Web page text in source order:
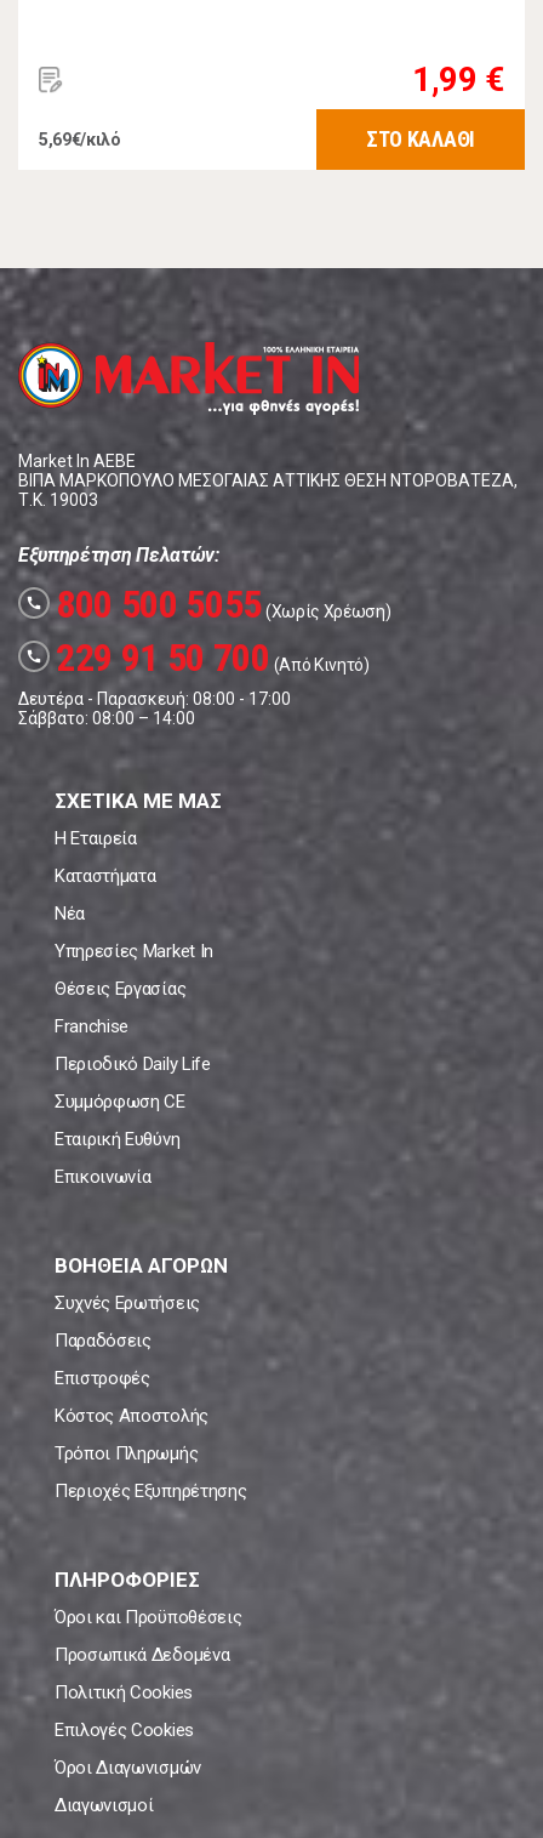
1,99 €
5,69€/κιλό ΣΤΟ ΚΑΛΑΘΙ
Market In ΑΕΒΕ
ΒΙΠΑ ΜΑΡΚΟΠΟΥΛΟ ΜΕΣΟΓΑΙΑΣ ΑΤΤΙΚΗΣ ΘΕΣΗ ΝΤΟΡΟΒΑΤΕΖΑ,
Τ.Κ. 19003
Εξυπηρέτηση Πελατών:
call 800 500 5055(Χωρίς Χρέωση)
call 229 91 50 700 (Από Κινητό)
Δευτέρα - Παρασκευή: 08:00 - 17:00
Σάββατο: 08:00 – 14:00
ΣΧΕΤΙΚΑ ΜΕ ΜΑΣ
Η Εταιρεία
Καταστήματα
Νέα
Υπηρεσίες Market In
Θέσεις Εργασίας
Franchise
Περιοδικό Daily Life
Συμμόρφωση CE
Εταιρική Ευθύνη
Επικοινωνία
ΒΟΗΘΕΙΑ ΑΓΟΡΩΝ
Συχνές Ερωτήσεις
Παραδόσεις
Επιστροφές
Κόστος Αποστολής
Τρόποι Πληρωμής
Περιοχές Εξυπηρέτησης
ΠΛΗΡΟΦΟΡΙΕΣ
Όροι και Προϋποθέσεις
Προσωπικά Δεδομένα
Πολιτική Cookies
Επιλογές Cookies
Όροι Διαγωνισμών
Διαγωνισμοί